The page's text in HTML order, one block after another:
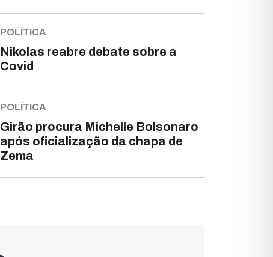
POLÍTICA
Nikolas reabre debate sobre a
Covid
POLÍTICA
Girão procura Michelle Bolsonaro
após oficialização da chapa de
Zema